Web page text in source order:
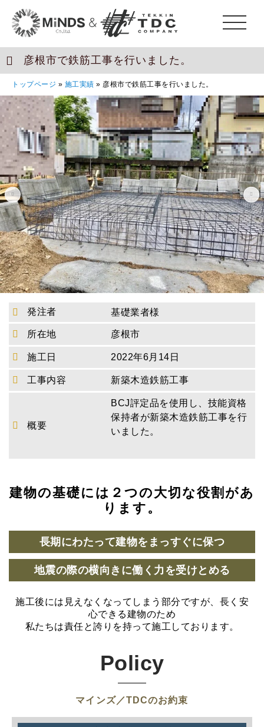
彦根市で鉄筋工事を行いました。
トップページ » 施工実績 » 彦根市で鉄筋工事を行いました。
発注者 基礎業者様
所在地 彦根市
施工日 2022年6月14日
工事内容 新築木造鉄筋工事
概要
BCJ評定品を使用し、技能資格
保持者が新築木造鉄筋工事を行
いました。
建物の基礎には２つの大切な役割があ
ります。
長期にわたって建物をまっすぐに保つ
地震の際の横向きに働く力を受けとめる
施工後には見えなくなってしまう部分ですが、長く安
心できる建物のため
私たちは責任と誇りを持って施工しております。
Policy
マインズ／TDCのお約束